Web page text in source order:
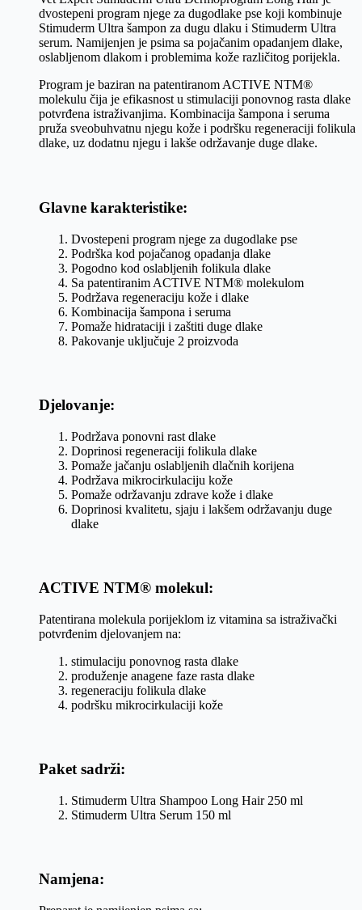
dvostepeni program njege za dugodlake pse koji kombinuje
Stimuderm Ultra šampon za dugu dlaku i Stimuderm Ultra
serum. Namijenjen je psima sa pojačanim opadanjem dlake,
oslabljenom dlakom i problemima kože različitog porijekla.
Program je baziran na patentiranom ACTIVE NTM®
molekulu čija je efikasnost u stimulaciji ponovnog rasta dlake
potvrđena istraživanjima. Kombinacija šampona i seruma
pruža sveobuhvatnu njegu kože i podršku regeneraciji folikula
dlake, uz dodatnu njegu i lakše održavanje duge dlake.
Glavne karakteristike:
Dvostepeni program njege za dugodlake pse
Podrška kod pojačanog opadanja dlake
Pogodno kod oslabljenih folikula dlake
Sa patentiranim ACTIVE NTM® molekulom
Podržava regeneraciju kože i dlake
Kombinacija šampona i seruma
Pomaže hidrataciji i zaštiti duge dlake
Pakovanje uključuje 2 proizvoda
Djelovanje:
Podržava ponovni rast dlake
Doprinosi regeneraciji folikula dlake
Pomaže jačanju oslabljenih dlačnih korijena
Podržava mikrocirkulaciju kože
Pomaže održavanju zdrave kože i dlake
Doprinosi kvalitetu, sjaju i lakšem održavanju duge
dlake
ACTIVE NTM® molekul:
Patentirana molekula porijeklom iz vitamina sa istraživački
potvrđenim djelovanjem na:
stimulaciju ponovnog rasta dlake
produženje anagene faze rasta dlake
regeneraciju folikula dlake
podršku mikrocirkulaciji kože
Paket sadrži:
Stimuderm Ultra Shampoo Long Hair 250 ml
Stimuderm Ultra Serum 150 ml
Namjena: